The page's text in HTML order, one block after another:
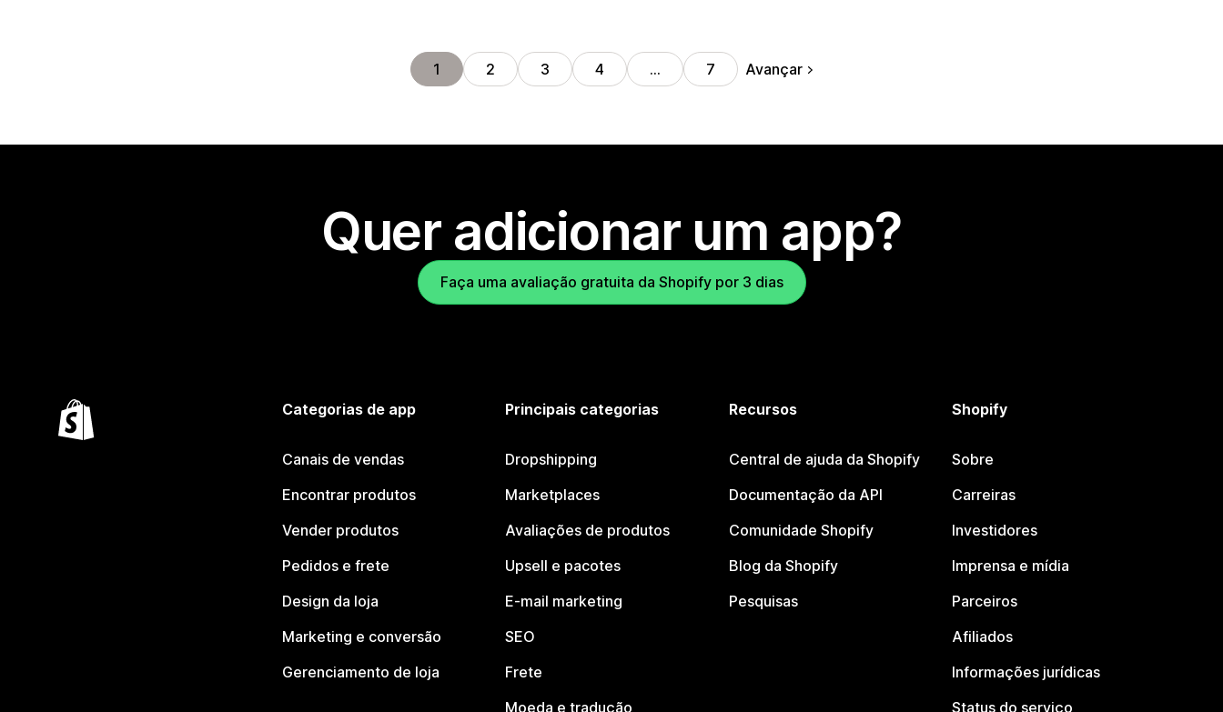
1 2 3 4 … 7 Avançar
Quer adicionar um app?
Faça uma avaliação gratuita da Shopify por 3 dias
Categorias de app
Canais de vendas
Encontrar produtos
Vender produtos
Pedidos e frete
Design da loja
Marketing e conversão
Gerenciamento de loja
Principais categorias
Dropshipping
Marketplaces
Avaliações de produtos
Upsell e pacotes
E-mail marketing
SEO
Frete
Moeda e tradução
Recursos
Central de ajuda da Shopify
Documentação da API
Comunidade Shopify
Blog da Shopify
Pesquisas
Shopify
Sobre
Carreiras
Investidores
Imprensa e mídia
Parceiros
Afiliados
Informações jurídicas
Status do serviço